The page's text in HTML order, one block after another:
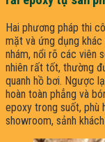
Hai phương pháp thi
mặt và ứng dụng
nhám, nổi rõ các viên
nhiên rất tốt, thường
quanh hồ bơi. Ngược
hoàn toàn phẳng và
epoxy trong suốt, phù
showroom, sảnh